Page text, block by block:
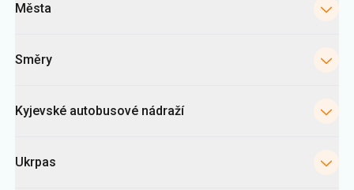
Města
Směry
Kyjevské autobusové nádraží
Ukrpas